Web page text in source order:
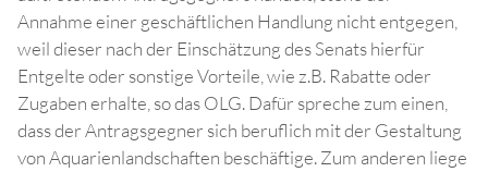
Annahme einer geschäftlichen Handlung nicht entgegen,
weil dieser nach der Einschätzung des Senats hierfür
Entgelte oder sonstige Vorteile, wie z.B. Rabatte oder
Zugaben erhalte, so das OLG. Dafür spreche zum einen,
dass der Antragsgegner sich beruflich mit der Gestaltung
von Aquarienlandschaften beschäftige. Zum anderen liege